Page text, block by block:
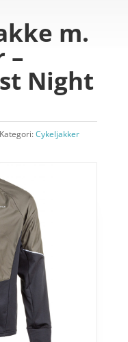
m.
–
Night
Kategori:Cykeljakker